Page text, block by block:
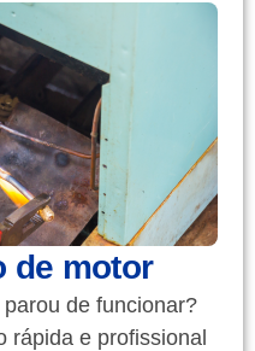
de motor
de funcionar?
rápida e profissional